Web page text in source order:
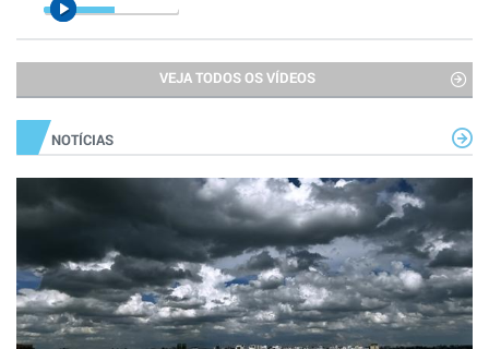
VEJA TODOS OS VÍDEOS
NOTÍCIAS